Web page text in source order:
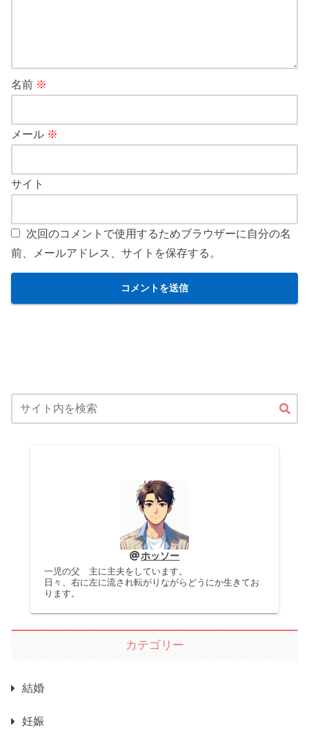
名前 ※
メール ※
サイト
次回のコメントで使用するためブラウザーに自分の名
前、メールアドレス、サイトを保存する。
ホッソー
一児の父 主に主夫をしています。
日々、右に左に流され転がりながらどうにか生きてお
ります。
カテゴリー
結婚
妊娠